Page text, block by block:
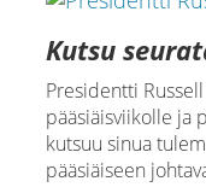
Kutsu
Presidentti
pääsiäisviikolle ja
kutsuu sinua
pääsiäiseen